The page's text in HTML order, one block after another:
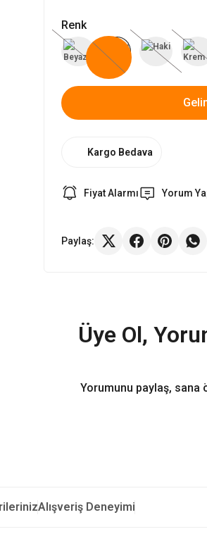
Renk
Kargo Bedava
Fiyat Alarmı Yorum
Paylaş:
Üye Ol,
Yorumunu paylaş, sana
Alışveriş Deneyimi